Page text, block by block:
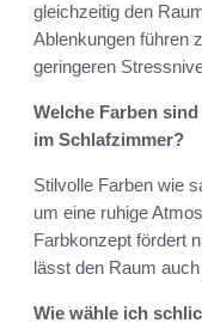
gleichzeitig den
Ablenkungen führen
geringeren
Welche Farben
im Schlafzimmer?
Stilvolle Farben wie
um eine ruhige
Farbkonzept fördert
lässt den Raum
Wie wähle ich